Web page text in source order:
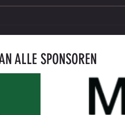
ALLE SPONSOREN